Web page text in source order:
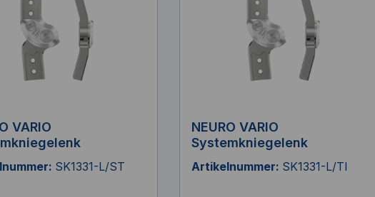
VARIO
SK1331-L/ST
NEURO VARIO
Systemkniegelenk
Artikelnummer: SK1331-L/TI